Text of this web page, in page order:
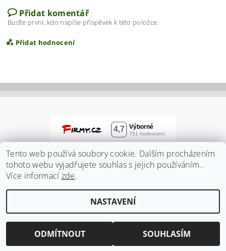
Přidat komentář
Buďte první, kdo napíše příspěvek k této položce.
Přidat hodnocení
Vložením hodnocení souhlasíte spodmínkami
ochrany osobních údajů
2026 ©Zahradnidum.cz, všechna práva vyhrazena
Tento web používá soubory cookie. Dalším procházením
tohoto webu vyjadřujete souhlas s jejich používáním..
Více informací zde.
NASTAVENÍ
ODMÍTNOUT SOUHLASÍM